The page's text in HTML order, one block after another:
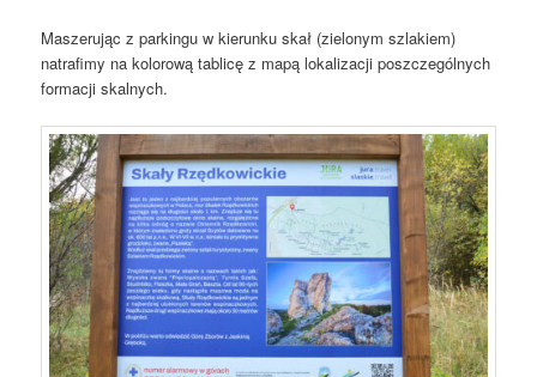
Maszerując z parkingu w kierunku skał (zielonym szlakiem)
natrafimy na kolorową tablicę z mapą lokalizacji poszczególnych
formacji skalnych.